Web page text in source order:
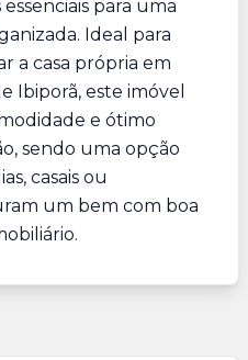
para uma
Ideal para
a casa própria em
Ibiporã, este imóvel
e ótimo
sendo uma opção
casais ou
um bem com boa